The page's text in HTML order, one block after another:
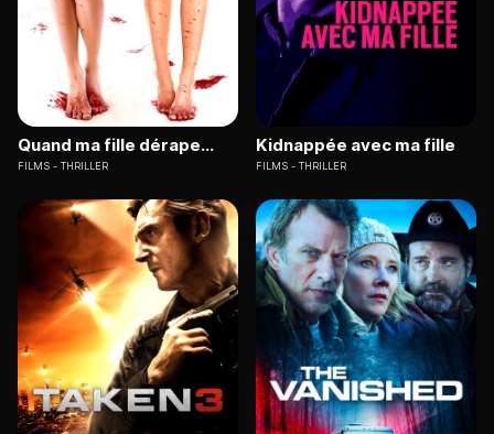
Quand ma fille dérape...
FILMS THRILLER
Kidnappée avec ma fille
FILMS THRILLER